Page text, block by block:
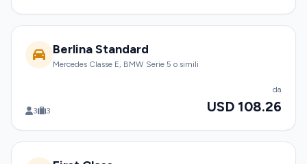
Berlina Standard
Mercedes Classe E, BMW Serie 5 o simili
3 3
da
USD 108.26